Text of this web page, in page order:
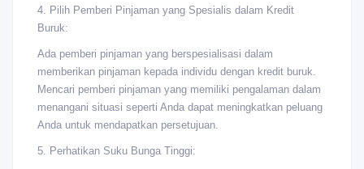
4. Pilih Pemberi Pinjaman yang Spesialis dalam Kredit
Buruk:
Ada pemberi pinjaman yang berspesialisasi dalam
memberikan pinjaman kepada individu dengan kredit buruk.
Mencari pemberi pinjaman yang memiliki pengalaman dalam
menangani situasi seperti Anda dapat meningkatkan peluang
Anda untuk mendapatkan persetujuan.
5. Perhatikan Suku Bunga Tinggi: